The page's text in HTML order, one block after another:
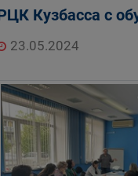
Кузбасса с
23.05.2024